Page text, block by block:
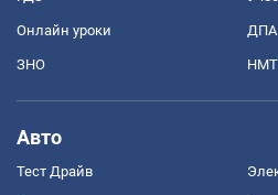
Онлайн уроки ДПА
ЗНО НМТ
Авто
Тест Драйв